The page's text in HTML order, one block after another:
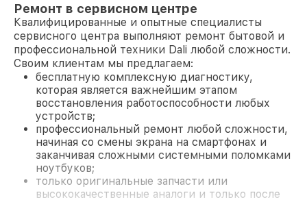
Ремонт в сервисном центре
Квалифицированные и опытные специалисты
сервисного центра выполняют ремонт бытовой и
профессиональной техники Dali любой сложности.
Своим клиентам мы предлагаем:
бесплатную комплексную диагностику,
которая является важнейшим этапом
восстановления работоспособности любых
устройств;
профессиональный ремонт любой сложности,
начиная со смены экрана на смартфонах и
заканчивая сложными системными поломками
ноутбуков;
только оригинальные запчасти или
высококачественные аналоги и только после